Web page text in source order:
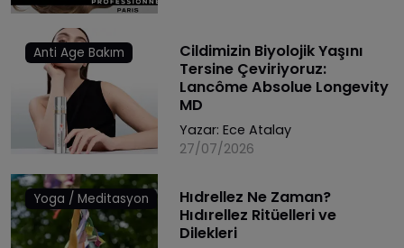
Anti Age Bakım
Cildimizin Biyolojik Yaşını
Tersine Çeviriyoruz:
Lancôme Absolue Longevity
MD
Yazar: Ece Atalay
27/07/2026
Yoga / Meditasyon
Hıdrellez Ne Zaman?
Hıdırellez Ritüelleri ve
Dilekleri